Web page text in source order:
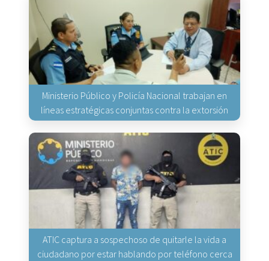
Ministerio Público y Policía Nacional trabajan en
líneas estratégicas conjuntas contra la extorsión
ATIC captura a sospechoso de quitarle la vida a
ciudadano por estar hablando por teléfono cerca